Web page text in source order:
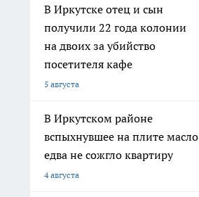
В Иркутске отец и сын
получили 22 года колонии
на двоих за убийство
посетителя кафе
5 августа
В Иркутском районе
вспыхнувшее на плите масло
едва не сожгло квартиру
4 августа